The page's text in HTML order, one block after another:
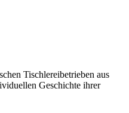
­Tischlerei­betrieben aus
Geschichte ihrer